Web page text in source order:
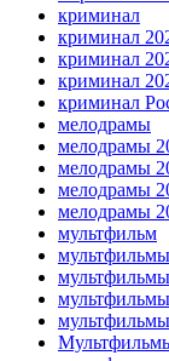
криминал
криминал
криминал
криминал
криминал
мелодрамы
мелодрамы
мелодрамы
мелодрамы
мелодрамы
мультфильм